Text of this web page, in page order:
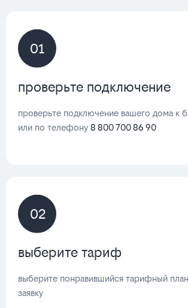
01
проверьте подключение
проверьте подключение вашего дома к
или по телефону 8 800 700 86 90
02
выберите тариф
выберите понравившийся тарифный
заявку